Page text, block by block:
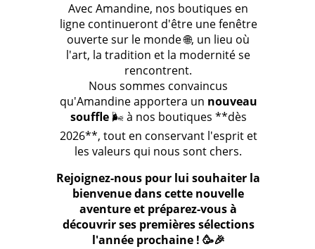
Avec Amandine, nos boutiques en
ligne continueront d'être une fenêtre
ouverte sur le monde 🌐, un lieu où
l'art, la tradition et la modernité se
rencontrent.
Nous sommes convaincus
qu'Amandine apportera un nouveau
souffle🌬️ à nos boutiques **dès
2026**, tout en conservant l'esprit et
les valeurs qui nous sont chers.
Rejoignez-nous pour lui souhaiter la
bienvenue dans cette nouvelle
aventure et préparez-vous à
découvrir ses premières sélections
l'année prochaine ! 🥳🎉